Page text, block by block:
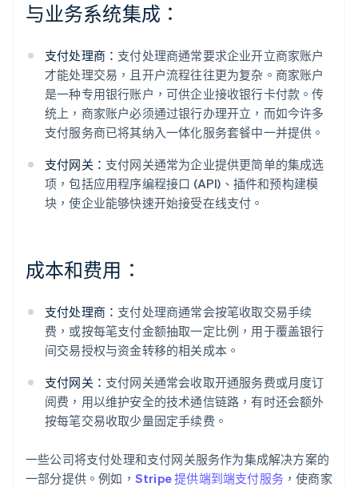
与业务系统集成：
支付处理商： 支付处理商通常要求企业开立商家账户
才能处理交易，且开户流程往往更为复杂。商家账户
是一种专用银行账户，可供企业接收银行卡付款。传
统上，商家账户必须通过银行办理开立，而如今许多
支付服务商已将其纳入一体化服务套餐中一并提供。
支付网关： 支付网关通常为企业提供更简单的集成选
项，包括应用程序编程接口 (API)、插件和预构建模
块，使企业能够快速开始接受在线支付。
成本和费用：
支付处理商： 支付处理商通常会按笔收取交易手续
费，或按每笔支付金额抽取一定比例，用于覆盖银行
间交易授权与资金转移的相关成本。
支付网关： 支付网关通常会收取开通服务费或月度订
阅费，用以维护安全的技术通信链路，有时还会额外
按每笔交易收取少量固定手续费。
一些公司将支付处理和支付网关服务作为集成解决方案的
一部分提供。例如， Stripe 提供端到端支付服务 ，使商家